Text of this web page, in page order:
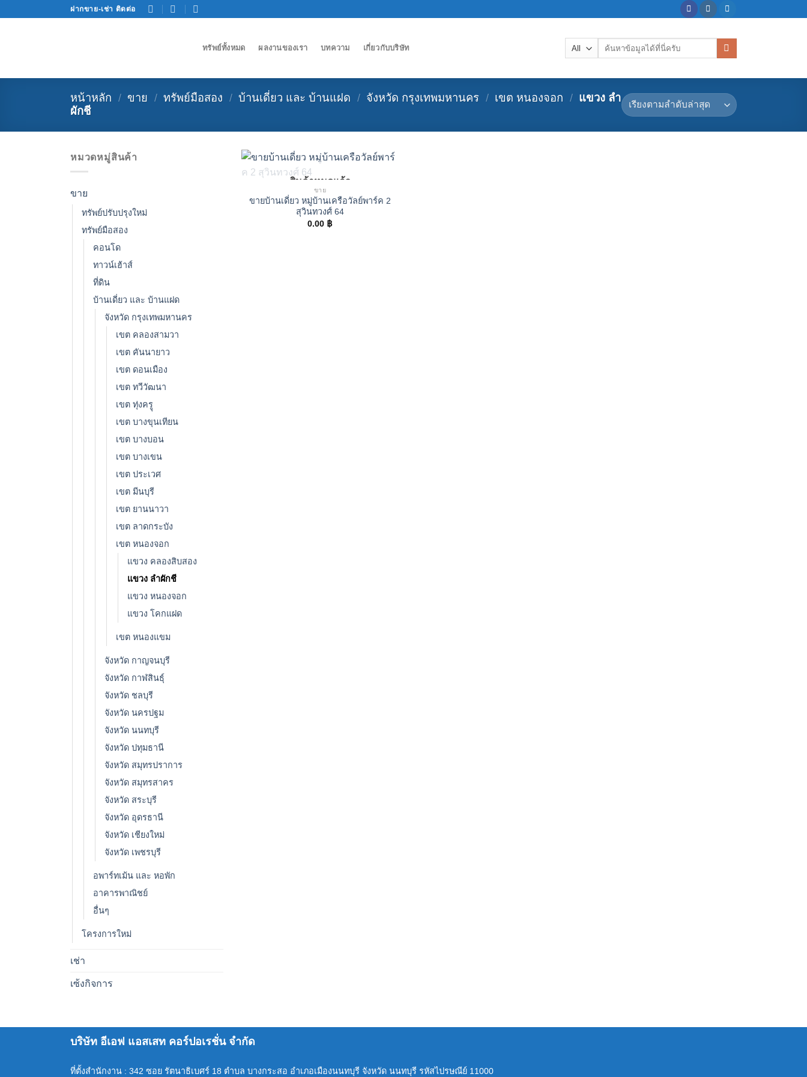
ฝากขาย-เช่า ติดต่อ
ทรัพย์ทั้งหมด ผลงานของเรา บทความ เกี่ยวกับบริษัท
ค้นหา:
หน้าหลัก / ขาย / ทรัพย์มือสอง / บ้านเดี่ยว และ บ้านแฝด / จังหวัด กรุงเทพมหานคร / เขต หนองจอก / แขวง ลำ
ผักชี
หมวดหมู่สินค้า
ขาย
ทรัพย์ปรับปรุงใหม่
ทรัพย์มือสอง
คอนโด
ทาวน์เฮ้าส์
ที่ดิน
บ้านเดี่ยว และ บ้านแฝด
จังหวัด กรุงเทพมหานคร
เขต คลองสามวา
เขต คันนายาว
เขต ดอนเมือง
เขต ทวีวัฒนา
เขต ทุ่งครูุ
เขต บางขุนเทียน
เขต บางบอน
เขต บางเขน
เขต ประเวศ
เขต มีนบุรี
เขต ยานนาวา
เขต ลาดกระบัง
เขต หนองจอก
แขวง คลองสิบสอง
แขวง ลำผักชี
แขวง หนองจอก
แขวง โคกแฝด
เขต หนองแขม
จังหวัด กาญจนบุรี
จังหวัด กาฬสินธุ์
จังหวัด ชลบุรี
จังหวัด นครปฐม
จังหวัด นนทบุรี
จังหวัด ปทุมธานี
จังหวัด สมุทรปราการ
จังหวัด สมุทรสาคร
จังหวัด สระบุรี
จังหวัด อุดรธานี
จังหวัด เชียงใหม่
จังหวัด เพชรบุรี
อพาร์ทเม้น และ หอพัก
อาคารพาณิชย์
อื่นๆ
โครงการใหม่
เช่า
เซ้งกิจการ
สินค้าหมดแล้ว
ขาย
ขายบ้านเดี่ยว หมู่บ้านเครือวัลย์พาร์ค 2
สุวินทวงศ์ 64
0.00 ฿
บริษัท อีเอฟ แอสเสท คอร์ปอเรชั่น จำกัด
ที่ตั้งสำนักงาน : 342 ซอย รัตนาธิเบศร์ 18 ตำบล บางกระสอ อำเภอเมืองนนทบุรี จังหวัด นนทบุรี รหัสไปรษณีย์ 11000